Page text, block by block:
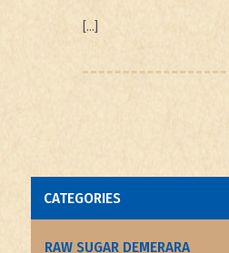
[…]
CATEGORIES
RAW SUGAR DEMERARA